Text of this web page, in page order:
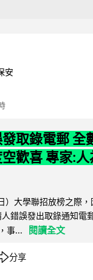
安
取錄電郵 全
歡喜 專家:
）大學聯招放榜之際
錯誤發出取錄通知電
事...
閱讀全文
分享